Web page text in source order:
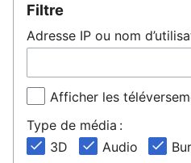
Filtre
Adresse IP ou nom
Afficher les
Type de média :
3D
Audio